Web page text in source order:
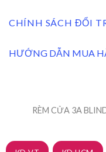
CHÍNH SÁCH ĐỔI
HƯỚNG DẪN MUA
RÈM CỬA 3A